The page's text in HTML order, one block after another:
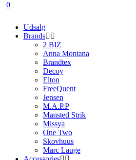
0
Udsalg
Brands
2 BIZ
Anna Montana
Brandtex
Decoy
Elton
FreeQuent
Jensen
M.A.P.P
Mansted Strik
Missya
One Two
Skovhuus
Marc Lauge